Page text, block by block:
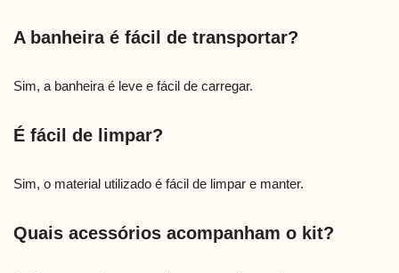
A banheira é fácil de transportar?
Sim, a banheira é leve e fácil de carregar.
É fácil de limpar?
Sim, o material utilizado é fácil de limpar e manter.
Quais acessórios acompanham o kit?